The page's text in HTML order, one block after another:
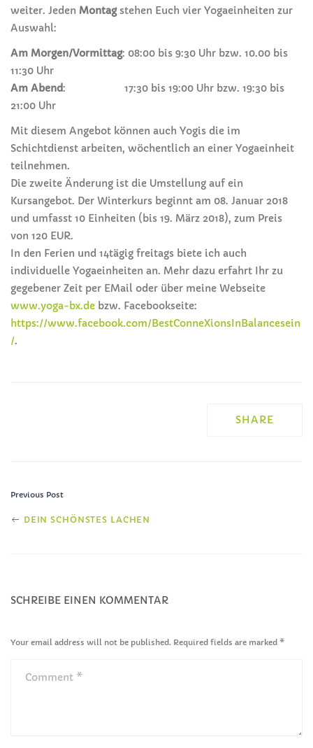
weiter. Jeden Montagstehen Euch vier Yogaeinheiten zur
Auswahl:
Am Morgen/Vormittag: 08:00 bis 9:30 Uhr bzw. 10.00 bis
11:30 Uhr
Am Abend: 17:30 bis 19:00 Uhr bzw. 19:30 bis
21:00 Uhr
Mit diesem Angebot können auch Yogis die im
Schichtdienst arbeiten, wöchentlich an einer Yogaeinheit
teilnehmen.
Die zweite Änderung ist die Umstellung auf ein
Kursangebot. Der Winterkurs beginnt am 08. Januar 2018
und umfasst 10 Einheiten (bis 19. März 2018), zum Preis
von 120 EUR.
In den Ferien und 14tägig freitags biete ich auch
individuelle Yogaeinheiten an. Mehr dazu erfahrt Ihr zu
gegebener Zeit per EMail oder über meine Webseite
www.yoga-bx.de bzw. Facebookseite:
https://www.facebook.com/BestConneXionsInBalancesein
/.
SHARE
Previous Post
DEIN SCHÖNSTES LACHEN
SCHREIBE EINEN KOMMENTAR
Your email address will not be published. Required fields are marked *